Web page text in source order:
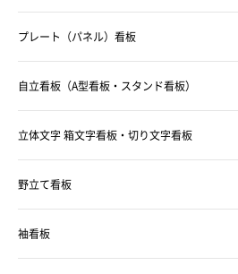
プレート（パネル）看板
自立看板（A型看板・スタンド看板）
立体文字 箱文字看板・切り文字看板
野立て看板
袖看板